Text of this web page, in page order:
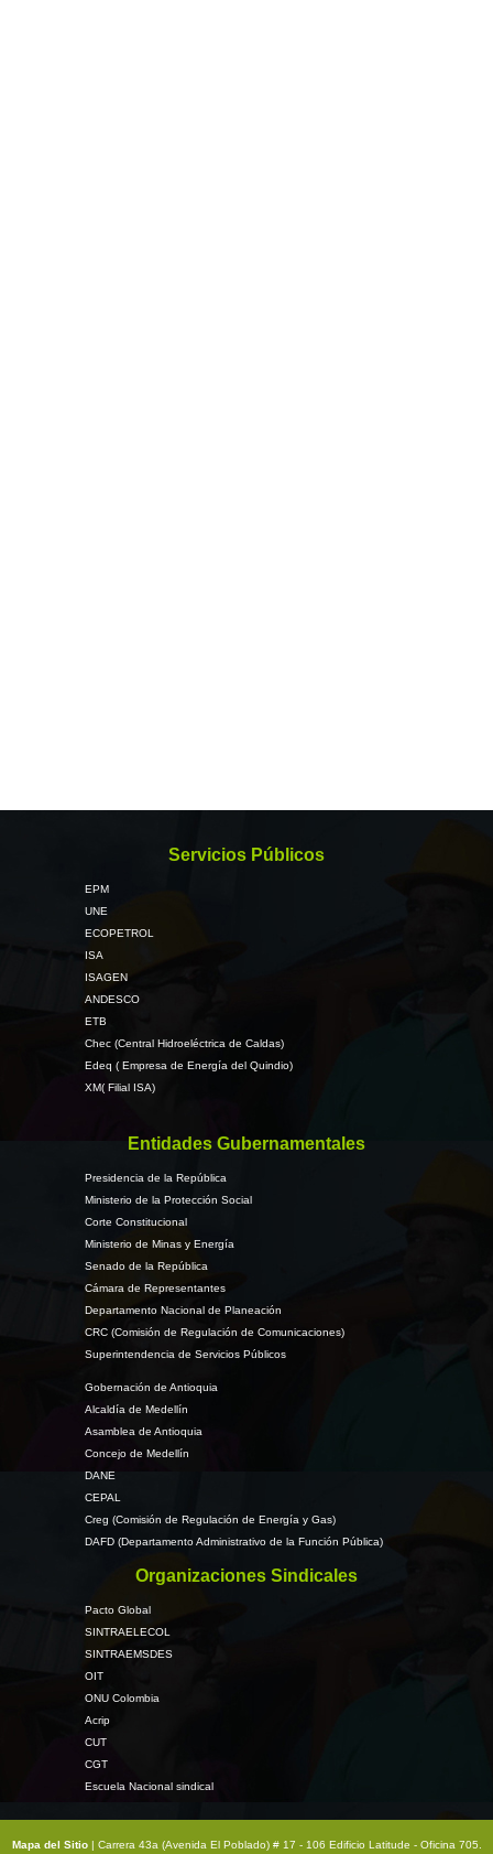
Servicios Públicos
EPM
UNE
ECOPETROL
ISA
ISAGEN
ANDESCO
ETB
Chec (Central Hidroeléctrica de Caldas)
Edeq ( Empresa de Energía del Quindio)
XM( Filial ISA)
Entidades Gubernamentales
Presidencia de la República
Ministerio de la Protección Social
Corte Constitucional
Ministerio de Minas y Energía
Senado de la República
Cámara de Representantes
Departamento Nacional de Planeación
CRC (Comisión de Regulación de Comunicaciones)
Superintendencia de Servicios Públicos
Gobernación de Antioquia
Alcaldía de Medellín
Asamblea de Antioquia
Concejo de Medellín
DANE
CEPAL
Creg (Comisión de Regulación de Energía y Gas)
DAFD (Departamento Administrativo de la Función Pública)
Organizaciones Sindicales
Pacto Global
SINTRAELECOL
SINTRAEMSDES
OIT
ONU Colombia
Acrip
CUT
CGT
Escuela Nacional sindical
Mapa del Sitio | Carrera 43a (Avenida El Poblado) # 17 - 106 Edificio Latitude - Oficina 705.